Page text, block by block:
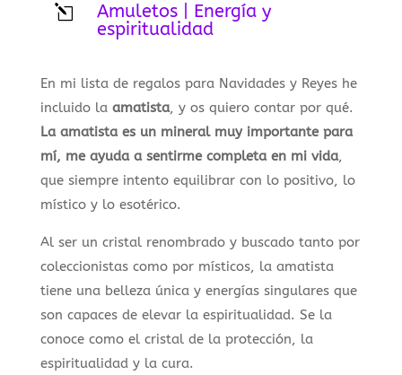
l Amuletos| Energía y
espiritualidad
En mi lista de regalos para Navidades y Reyes he
incluido la amatista, y os quiero contar por qué.
La amatista es un mineral muy importante para
mí, me ayuda a sentirme completa en mi vida,
que siempre intento equilibrar con lo positivo, lo
místico y lo esotérico.
Al ser un cristal renombrado y buscado tanto por
coleccionistas como por místicos, la amatista
tiene una belleza única y energías singulares que
son capaces de elevar la espiritualidad. Se la
conoce como el cristal de la protección, la
espiritualidad y la cura.